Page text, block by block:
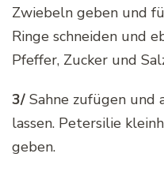
Zwiebeln geben und
Ringe schneiden und
Pfeffer, Zucker und
3/ Sahne zufügen und
lassen. Petersilie
geben.